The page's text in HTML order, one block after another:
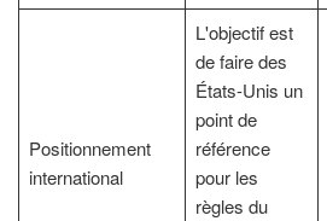
Positionnement
international
L'objectif est
de faire des
États-Unis un
point de
référence
pour les
règles du